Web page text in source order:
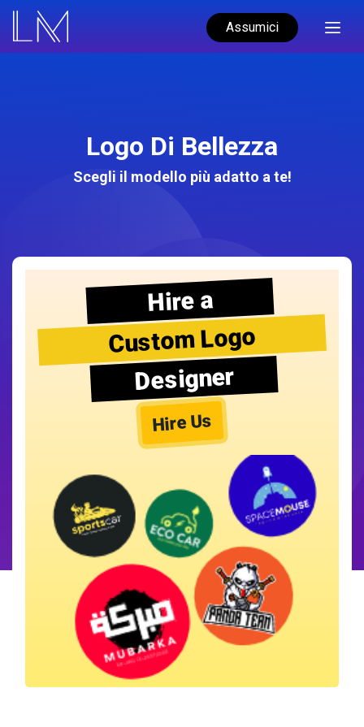
Assumici
Logo Di Bellezza
Scegli il modello più adatto a te!
Hire a
Custom Logo
Designer
Hire Us